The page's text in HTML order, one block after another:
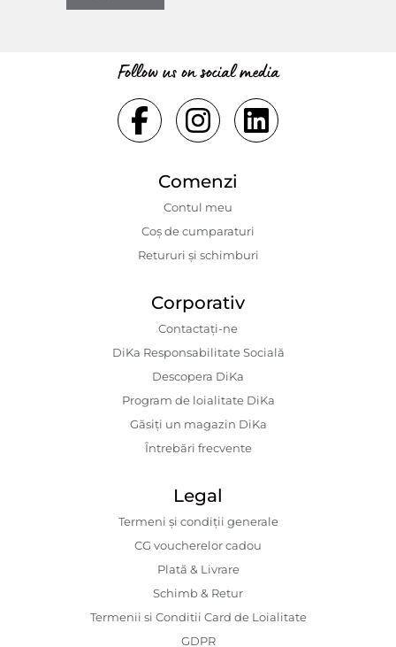
Follow us on social media
Comenzi
Contul meu
Coș de cumparaturi
Retururi și schimburi
Corporativ
Contactaţi-ne
DiKa Responsabilitate Socială
Descopera DiKa
Program de loialitate DiKa
Găsiți un magazin DiKa
Întrebări frecvente
Legal
Termeni și condiții generale
CG voucherelor cadou
Plată & Livrare
Schimb & Retur
Termenii si Conditii Card de Loialitate
GDPR